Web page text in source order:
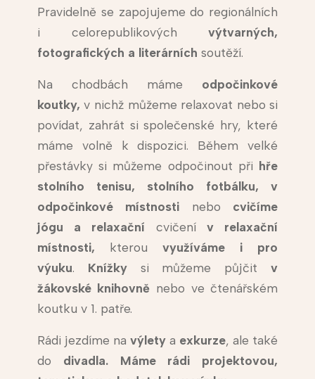
Pravidelně se zapojujeme do regionálních
i celorepublikovýchvýtvarných,
fotografických a literárních soutěží.
Na chodbách máme odpočinkové
koutky, v nichž můžeme relaxovat nebo si
povídat, zahrát si společenské hry, které
máme volně k dispozici. Během velké
přestávky si můžeme odpočinout při hře
stolního tenisu, stolního fotbálku, v
odpočinkové místnosti nebo cvičíme
jógu a relaxační cvičenív relaxační
místnosti, kterou využíváme i pro
výuku. Knížkysi můžeme půjčitv
žákovské knihovně nebo ve čtenářském
koutku v 1. patře.
Rádi jezdíme na výletya exkurze, ale také
do divadla. Máme rádi projektovou,